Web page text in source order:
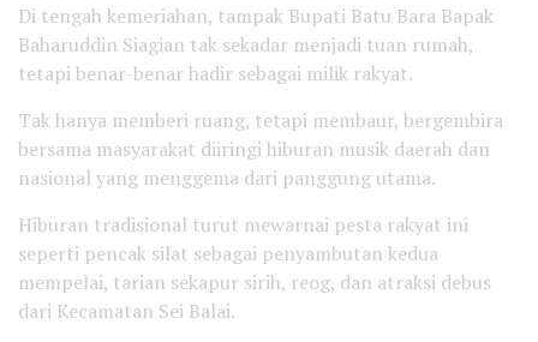
Di tengah kemeriahan, tampak Bupati Batu Bara Bapak
Baharuddin Siagian tak sekadar menjadi tuan rumah,
tetapi benar-benar hadir sebagai milik rakyat.
Tak hanya memberi ruang, tetapi membaur, bergembira
bersama masyarakat diiringi hiburan musik daerah dan
nasional yang menggema dari panggung utama.
Hiburan tradisional turut mewarnai pesta rakyat ini
seperti pencak silat sebagai penyambutan kedua
mempelai, tarian sekapur sirih, reog, dan atraksi debus
dari Kecamatan Sei Balai.